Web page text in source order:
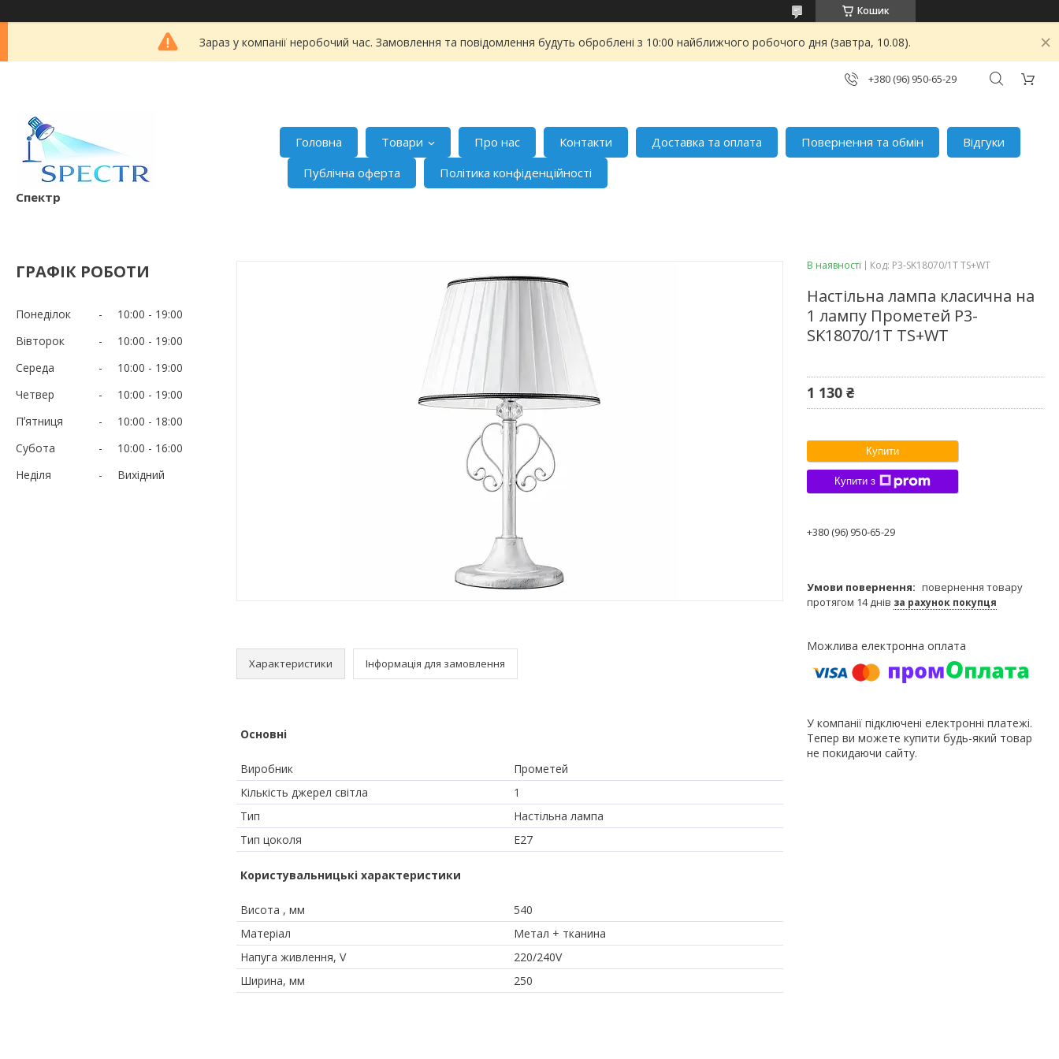
Кошик
Зараз у компанії неробочий час. Замовлення та повідомлення будуть оброблені з 10:00 найближчого робочого дня (завтра, 10.08).
+380 (96) 950-65-29
Спектр
Головна Товари Про нас Контакти Доставка та оплата Повернення та обмін
Відгуки
Публічна оферта
Політика конфіденційності
ГРАФІК РОБОТИ
Понеділок 10:00
19:00
Вівторок
10:00
19:00
Середа
10:00
19:00
Четвер
10:00
19:00
Пʼятниця
10:00
18:00
Субота
10:00
16:00
Неділя
Вихідний
Характеристики Інформація для замовлення
Основні
Виробник
Прометей
Кількість джерел світла
1
Тип
Настільна лампа
Тип цоколя
E27
Користувальницькі характеристики
Висота , мм
540
Матеріал
Метал + тканина
Напуга живлення, V
220/240V
Ширина, мм
250
В наявності Код: P3-SK18070/1T TS+WT
Настільна лампа класична на
1 лампу Прометей P3-
SK18070/1T TS+WT
1 130 ₴
Купити
Купити з
+380 (96) 950-65-29
повернення товару
протягом 14 днів за рахунок покупця
У компанії підключені електронні платежі.
Тепер ви можете купити будь-який товар
не покидаючи сайту.